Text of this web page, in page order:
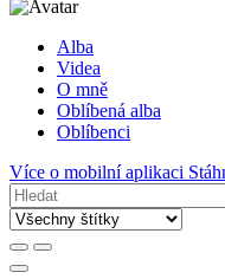
Alba
Videa
O mně
Oblíbená alba
Oblíbenci
Více o mobilní aplikaci